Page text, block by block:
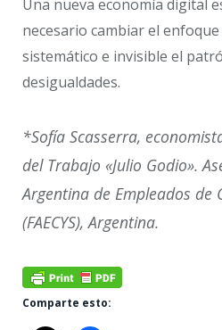
Una nueva economía digital
necesario cambiar el
sistemático e invisible el
desigualdades.
*Sofía Scasserra,
del Trabajo «Julio Godio».
Argentina de Empleados de
(FAECYS), Argentina.
Comparte esto: